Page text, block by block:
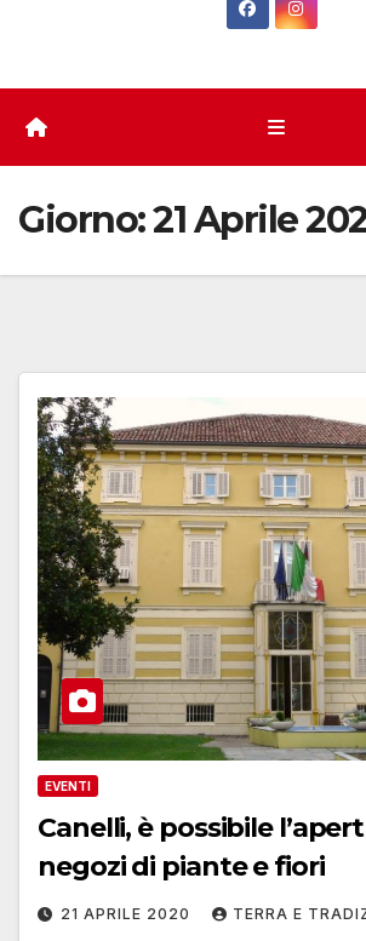
Giorno:21 Aprile
EVENTI
Canelli, è possibile
negozi di piante e fiori
21 APRILE 2020 TERRA E